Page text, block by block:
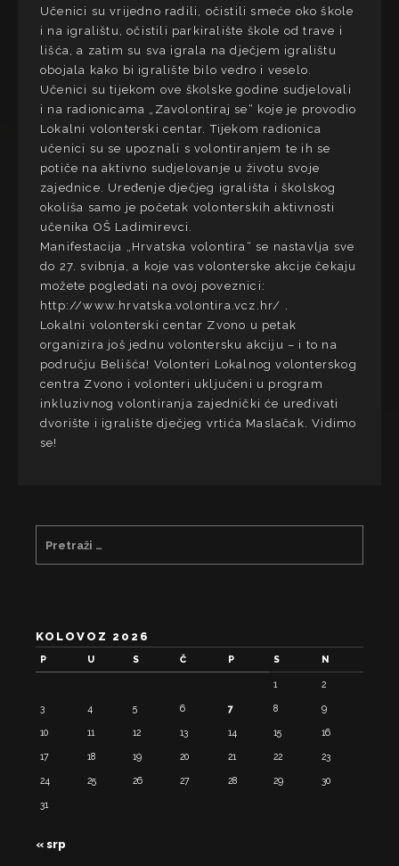
Učenici su vrijedno radili, očistili smeće oko škole
i na igralištu, očistili parkiralište škole od trave i
lišća, a zatim su sva igrala na dječjem igralištu
obojala kako bi igralište bilo vedro i veselo.
Učenici su tijekom ove školske godine sudjelovali
i na radionicama „Zavolontiraj se“ koje je provodio
Lokalni volonterski centar. Tijekom radionica
učenici su se upoznali s volontiranjem te ih se
potiče na aktivno sudjelovanje u životu svoje
zajednice. Uređenje dječjeg igrališta i školskog
okoliša samo je početak volonterskih aktivnosti
učenika OŠ Ladimirevci.
Manifestacija „Hrvatska volontira“ se nastavlja sve
do 27. svibnja, a koje vas volonterske akcije čekaju
možete pogledati na ovoj poveznici:
http://www.hrvatska.volontira.vcz.hr/ .
Lokalni volonterski centar Zvono u petak
organizira još jednu volontersku akciju – i to na
području Belišća! Volonteri Lokalnog volonterskog
centra Zvono i volonteri uključeni u program
inkluzivnog volontiranja zajednički će uređivati
dvorište i igralište dječjeg vrtića Maslačak. Vidimo
se!
KOLOVOZ 2026
P U S Č P S N
1 2
3 4 5 6 7 8 9
10 11 12 13 14 15 16
17 18 19 20 21 22 23
24 25 26 27 28 29 30
31
« srp